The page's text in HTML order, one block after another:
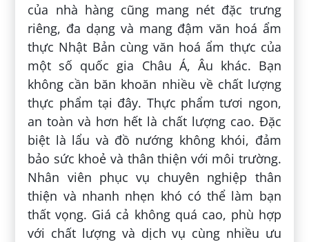
của nhà hàng cũng mang nét đặc trưng
riêng, đa dạng và mang đậm văn hoá ẩm
thực Nhật Bản cùng văn hoá ẩm thực của
một số quốc gia Châu Á, Âu khác. Bạn
không cần băn khoăn nhiều về chất lượng
thực phẩm tại đây. Thực phẩm tươi ngon,
an toàn và hơn hết là chất lượng cao. Đặc
biệt là lẩu và đồ nướng không khói, đảm
bảo sức khoẻ và thân thiện với môi trường.
Nhân viên phục vụ chuyên nghiệp thân
thiện và nhanh nhẹn khó có thể làm bạn
thất vọng. Giá cả không quá cao, phù hợp
với chất lượng và dịch vụ cùng nhiều ưu